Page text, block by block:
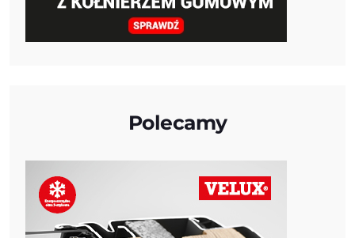
Polecamy